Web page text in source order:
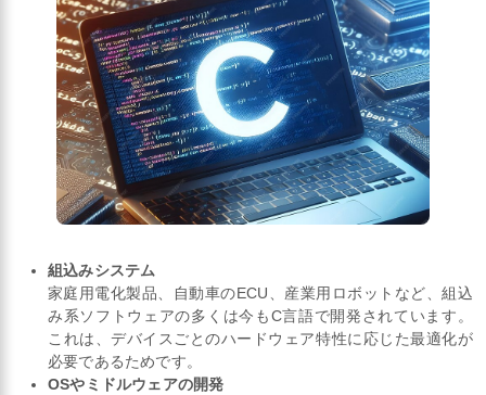
組込みシステム
家庭用電化製品、自動車のECU、産業用ロボットなど、組込
み系ソフトウェアの多くは今もC言語で開発されています。
これは、デバイスごとのハードウェア特性に応じた最適化が
必要であるためです。
OSやミドルウェアの開発